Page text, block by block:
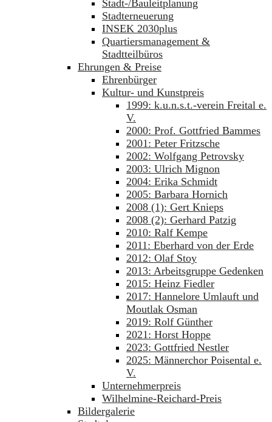
Stadt-/Bauleitplanung
Stadterneuerung
INSEK 2030plus
Quartiersmanagement &
Stadtteilbüros
Ehrungen & Preise
Ehrenbürger
Kultur- und Kunstpreis
1999: k.u.n.s.t.-verein Freital e.
V.
2000: Prof. Gottfried Bammes
2001: Peter Fritzsche
2002: Wolfgang Petrovsky
2003: Ulrich Mignon
2004: Erika Schmidt
2005: Barbara Hornich
2008 (1): Gert Knieps
2008 (2): Gerhard Patzig
2010: Ralf Kempe
2011: Eberhard von der Erde
2012: Olaf Stoy
2013: Arbeitsgruppe Gedenken
2015: Heinz Fiedler
2017: Hannelore Umlauft und
Moutlak Osman
2019: Rolf Günther
2021: Horst Hoppe
2023: Gottfried Nestler
2025: Männerchor Poisental e.
V.
Unternehmerpreis
Wilhelmine-Reichard-Preis
Bildergalerie